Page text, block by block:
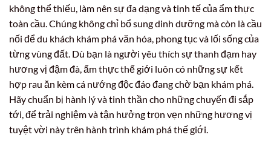
không thể thiếu, làm nên sự đa dạng và tinh tế của ẩm thực
toàn cầu. Chúng không chỉ bổ sung dinh dưỡng mà còn là cầu
nối để du khách khám phá văn hóa, phong tục và lối sống của
từng vùng đất. Dù bạn là người yêu thích sự thanh đạm hay
hương vị đậm đà, ẩm thực thế giới luôn có những sự kết
hợp rau ăn kèm cá nướng độc đáo đang chờ bạn khám phá.
Hãy chuẩn bị hành lý và tinh thần cho những chuyến đi sắp
tới, để trải nghiệm và tận hưởng trọn vẹn những hương vị
tuyệt vời này trên hành trình khám phá thế giới.